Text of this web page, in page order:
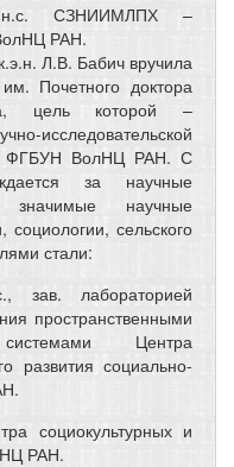
СЗНИИМЛПХ –
РАН.
Л.В. Бабич вручила
Почетного доктора
цель которой –
ФГБУН ВолНЦ РАН. С
за научные
значимые научные
социологии, сельского
стали:
лабораторией
пространственными
системами Центра
развития социально-
социокультурных и
РАН.